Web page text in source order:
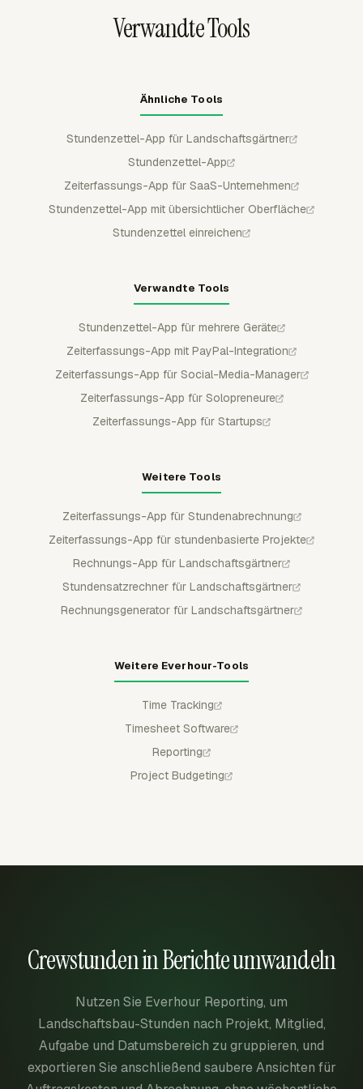
wodurch Crewkorrekturen sichtbar bleiben.
Verwandte Tools
Ähnliche Tools
Stundenzettel-App für Landschaftsgärtner
Stundenzettel-App
Zeiterfassungs-App für SaaS-Unternehmen
Stundenzettel-App mit übersichtlicher Oberfläche
Stundenzettel einreichen
Verwandte Tools
Stundenzettel-App für mehrere Geräte
Zeiterfassungs-App mit PayPal-Integration
Zeiterfassungs-App für Social-Media-Manager
Zeiterfassungs-App für Solopreneure
Zeiterfassungs-App für Startups
Weitere Tools
Zeiterfassungs-App für Stundenabrechnung
Zeiterfassungs-App für stundenbasierte Projekte
Rechnungs-App für Landschaftsgärtner
Stundensatzrechner für Landschaftsgärtner
Rechnungsgenerator für Landschaftsgärtner
Weitere Everhour-Tools
Time Tracking
Timesheet Software
Reporting
Project Budgeting
Crewstunden in Berichte umwandeln
Nutzen Sie Everhour Reporting, um
Landschaftsbau-Stunden nach Projekt, Mitglied,
Aufgabe und Datumsbereich zu gruppieren, und
exportieren Sie anschließend saubere Ansichten für